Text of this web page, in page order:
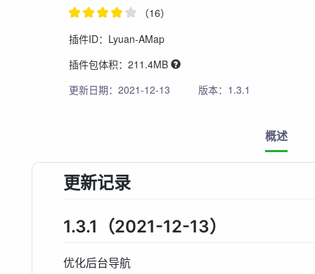
（16）
插件ID：Lyuan-AMap
插件包体积：211.4MB
更新日期：2021-12-13
版本：1.3.1
概述
更新记录
1.3.1（2021-12-13）
优化后台导航